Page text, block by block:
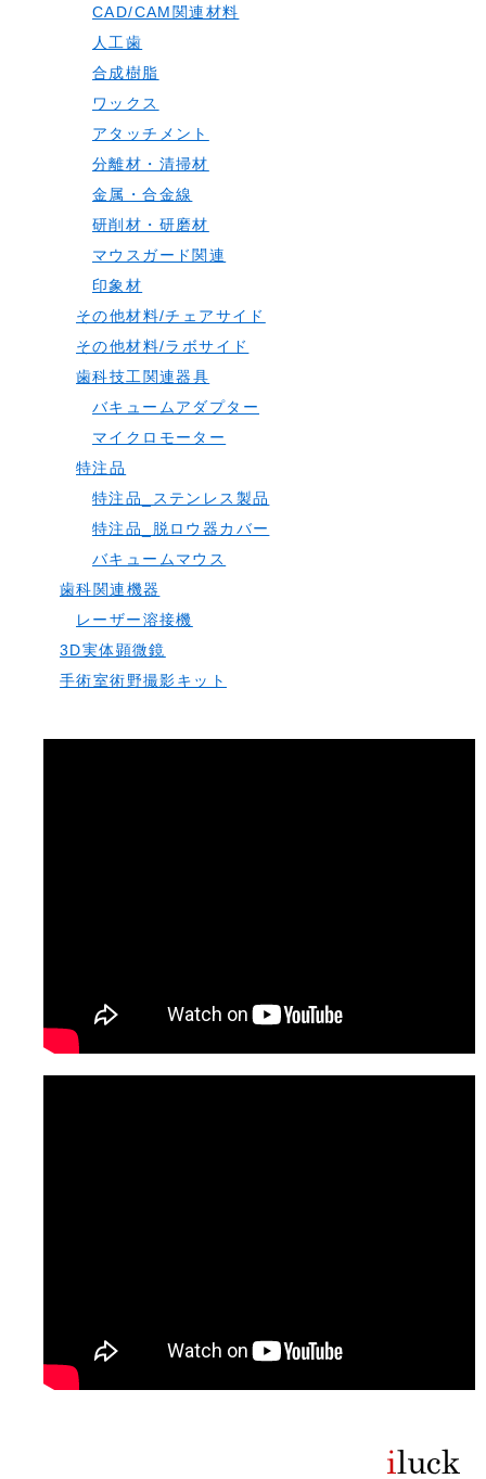
CAD/CAM関連材料
人工歯
合成樹脂
ワックス
アタッチメント
分離材・清掃材
金属・合金線
研削材・研磨材
マウスガード関連
印象材
その他材料/チェアサイド
その他材料/ラボサイド
歯科技工関連器具
バキュームアダプター
マイクロモーター
特注品
特注品_ステンレス製品
特注品_脱ロウ器カバー
バキュームマウス
歯科関連機器
レーザー溶接機
3D実体顕微鏡
手術室術野撮影キット